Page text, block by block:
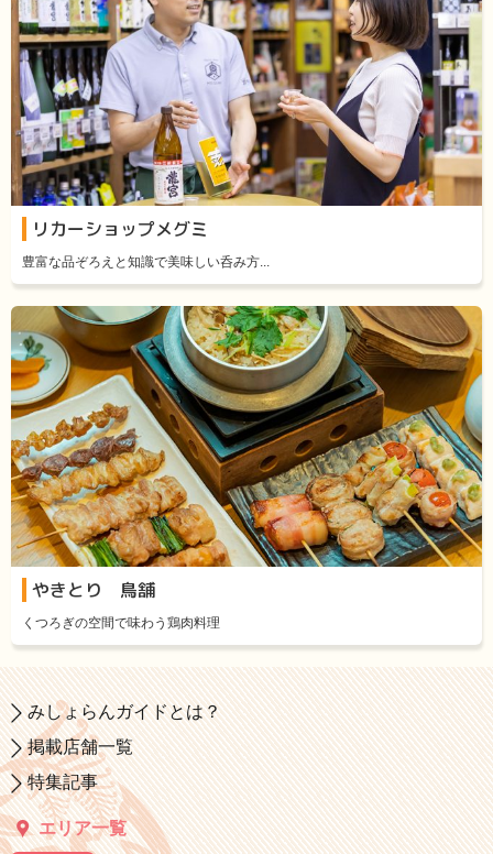
リカーショップメグミ
豊富な品ぞろえと知識で美味しい呑み方...
やきとり 鳥舗
くつろぎの空間で味わう鶏肉料理
みしょらんガイドとは？
掲載店舗一覧
特集記事
エリア一覧